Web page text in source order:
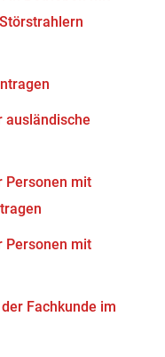
ausländische
Personen mit
Personen mit
Fachkunde im